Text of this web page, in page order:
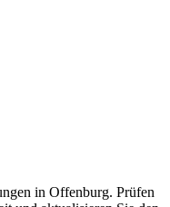
in Offenburg. Prüfen